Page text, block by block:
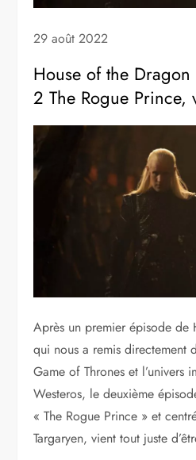
29 août 2022
House of the
2 The Rogue Prince,
Après un premier épisode de
qui nous a remis directement
Game of Thrones et l’univers
Westeros, le deuxième
« The Rogue Prince » et
Targaryen, vient tout juste